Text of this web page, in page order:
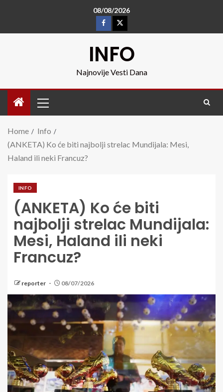
08/08/2026
INFO
Najnovije Vesti Dana
Home
Info
(ANKETA) Ko će biti najbolji strelac Mundijala: Mesi,
Haland ili neki Francuz?
INFO
(ANKETA) Ko će biti
najbolji strelac Mundijala:
Mesi, Haland ili neki
Francuz?
reporter 08/07/2026